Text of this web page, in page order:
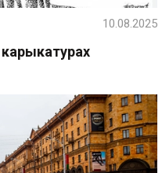
10.08.2025